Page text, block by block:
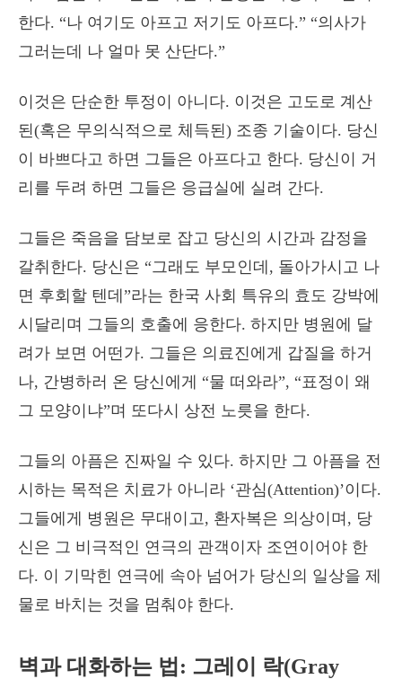
한다. “나 여기도 아프고 저기도 아프다.” “의사가
그러는데 나 얼마 못 산단다.”
이것은 단순한 투정이 아니다. 이것은 고도로 계산
된(혹은 무의식적으로 체득된) 조종 기술이다. 당신
이 바쁘다고 하면 그들은 아프다고 한다. 당신이 거
리를 두려 하면 그들은 응급실에 실려 간다.
그들은 죽음을 담보로 잡고 당신의 시간과 감정을
갈취한다. 당신은 “그래도 부모인데, 돌아가시고 나
면 후회할 텐데”라는 한국 사회 특유의 효도 강박에
시달리며 그들의 호출에 응한다. 하지만 병원에 달
려가 보면 어떤가. 그들은 의료진에게 갑질을 하거
나, 간병하러 온 당신에게 “물 떠와라”, “표정이 왜
그 모양이냐”며 또다시 상전 노릇을 한다.
그들의 아픔은 진짜일 수 있다. 하지만 그 아픔을 전
시하는 목적은 치료가 아니라 ‘관심(Attention)’이다.
그들에게 병원은 무대이고, 환자복은 의상이며, 당
신은 그 비극적인 연극의 관객이자 조연이어야 한
다. 이 기막힌 연극에 속아 넘어가 당신의 일상을 제
물로 바치는 것을 멈춰야 한다.
벽과 대화하는 법: 그레이 락(Gray